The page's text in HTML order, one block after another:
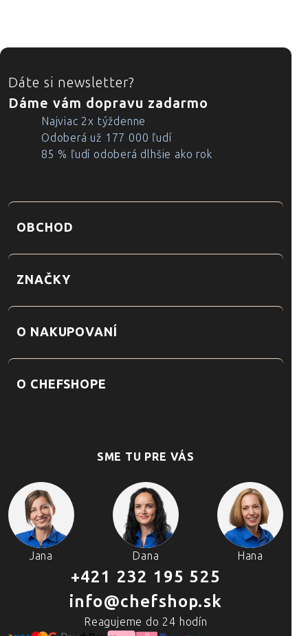
ZÁPÄTIE
Dáte si newsletter?
Dáme vám dopravu zadarmo
Najviac 2x týždenne
Odoberá už 177 000 ľudí
85 % ľudí odoberá dlhšie ako rok
OBCHOD
ZNAČKY
O NAKUPOVANÍ
O CHEFSHOPE
SME TU PRE VÁS
Jana Dana Hana
+421 232 195 525
info@chefshop.sk
Reagujeme do 24 hodín